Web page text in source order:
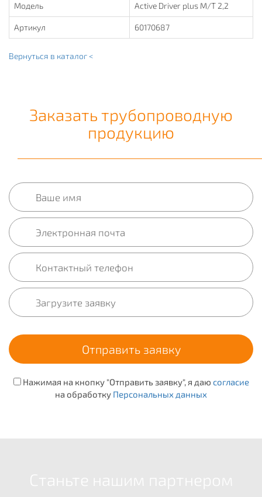
Модель Active Driver plus M/T 2,2
Артикул 60170687
Вернуться в каталог <
Заказать трубопроводную
продукцию
Нажимая на кнопку "Отправить заявку", я даю согласие
на обработку Персональных данных